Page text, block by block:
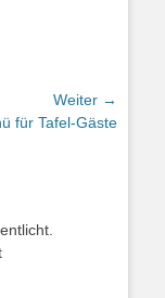
Weiter →
für Tafel-Gäste